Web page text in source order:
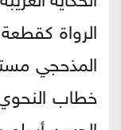
الرواة
المذحجي
خطاب